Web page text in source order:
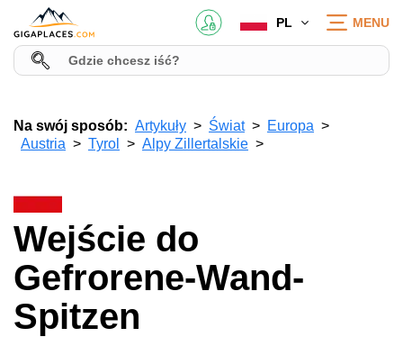
PL MENU
Na swój sposób: Artykuły Świat
Europa
Austria
Tyrol Alpy Zillertalskie
Wejście do
Gefrorene-Wand-
Spitzen